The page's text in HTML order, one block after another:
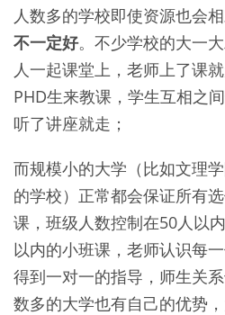
人数多的学校即使资源也会相
不一定好。不少学校的大一
人一起课堂上，老师上了课
PHD生来教课，学生互相之
听了讲座就走；
而规模小的大学（比如文理
的学校）正常都会保证所有
课，班级人数控制在50人以
以内的小班课，老师认识每
得到一对一的指导，师生关
数多的大学也有自己的优势